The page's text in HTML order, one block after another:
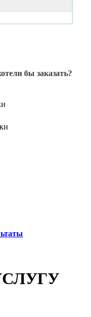
бы заказать?